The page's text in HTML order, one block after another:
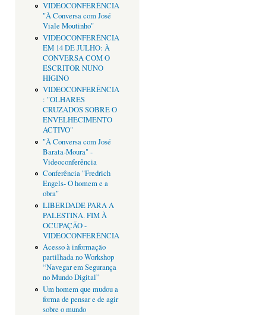
VIDEOCONFERÊNCIA
"À Conversa com José
Viale Moutinho"
VIDEOCONFERÊNCIA
EM 14 DE JULHO: À
CONVERSA COM O
ESCRITOR NUNO
HIGINO
VIDEOCONFERÊNCIA
: "OLHARES
CRUZADOS SOBRE O
ENVELHECIMENTO
ACTIVO"
"À Conversa com José
Barata-Moura" -
Videoconferência
Conferência "Fredrich
Engels- O homem e a
obra"
LIBERDADE PARA A
PALESTINA. FIM À
OCUPAÇÃO -
VIDEOCONFERÊNCIA
Acesso à informação
partilhada no Workshop
“Navegar em Segurança
no Mundo Digital”
Um homem que mudou a
forma de pensar e de agir
sobre o mundo